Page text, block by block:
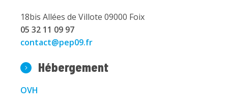
18bis Allées de Villote 09000 Foix
05 32 11 09 97
contact@pep09.fr
Hébergement
OVH